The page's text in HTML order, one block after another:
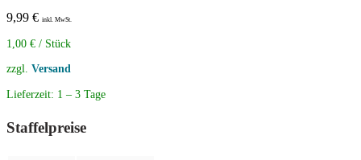
9,99 € inkl. MwSt.
1,00 € / Stück
zzgl. Versand
Lieferzeit: 1 – 3 Tage
Staffelpreise